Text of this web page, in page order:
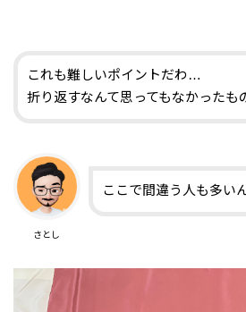
これも難しいポイントだわ…
折り返すなんて思ってもなかったも
さとし
ここで間違う人も多い